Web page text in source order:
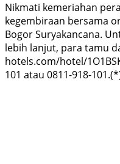
Nikmati kemeriahan
kegembiraan bersama
Bogor Suryakancana.
lebih lanjut, para tamu
hotels.com/hotel/
101 atau 0811-918-